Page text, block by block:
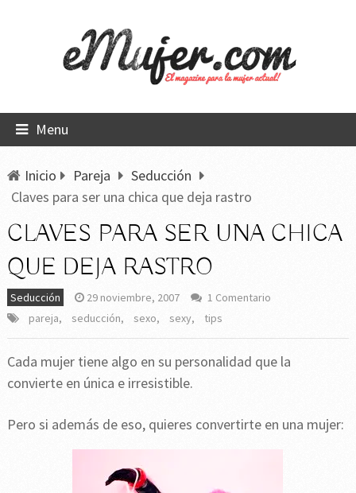
Menu
Inicio Pareja
Seducción
Claves para ser una chica que deja rastro
CLAVES PARA SER UNA CHICA
QUE DEJA RASTRO
Seducción 29 noviembre, 2007
1 Comentario
pareja, seducción, sexo, sexy, tips
Cada mujer tiene algo en su personalidad que la
convierte en única e irresistible.
Pero si además de eso, quieres convertirte en una mujer: